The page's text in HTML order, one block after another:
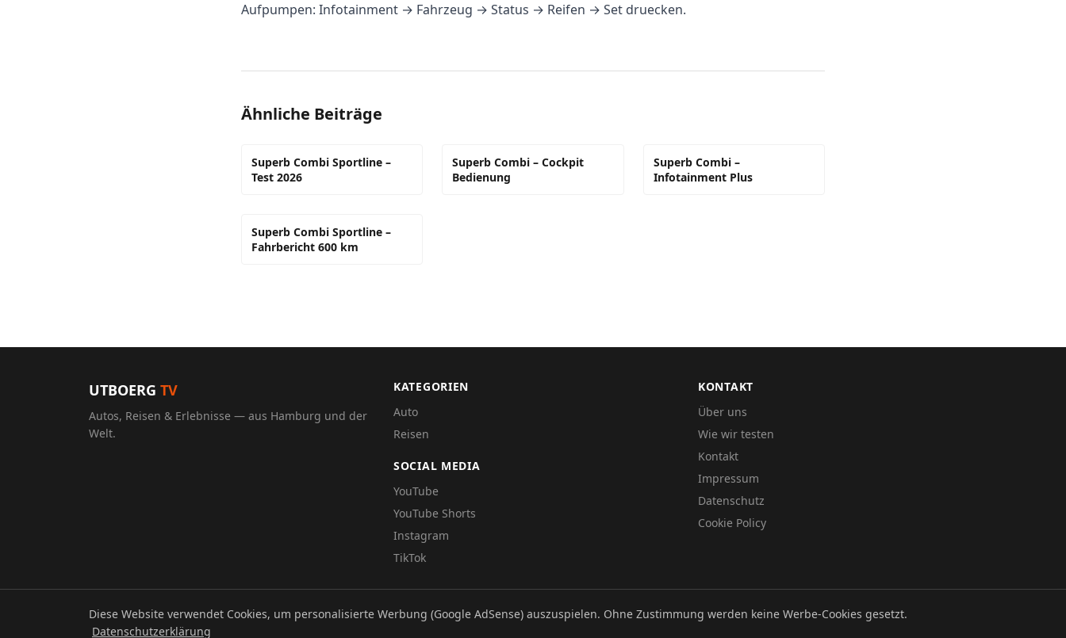
Aufpumpen: Infotainment → Fahrzeug → Status → Reifen → Set druecken.
Ähnliche Beiträge
Superb Combi Sportline –
Test 2026
Superb Combi – Cockpit
Bedienung
Superb Combi –
Infotainment Plus
Superb Combi Sportline –
Fahrbericht 600 km
UTBOERG TV
Autos, Reisen & Erlebnisse — aus Hamburg und der
Welt.
KATEGORIEN
Auto
Reisen
SOCIAL MEDIA
YouTube
YouTube Shorts
Instagram
TikTok
KONTAKT
Über uns
Wie wir testen
Kontakt
Impressum
Datenschutz
Cookie Policy
© 2026 UTBOERG TV DatenschutzImpressum
Diese Website verwendet Cookies, um personalisierte Werbung (Google AdSense) auszuspielen. Ohne Zustimmung werden keine Werbe-Cookies gesetzt.
Datenschutzerklärung